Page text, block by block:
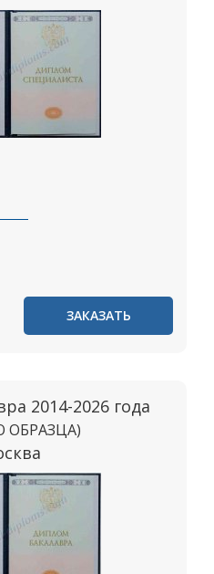
ЗАКАЗАТЬ
2014-2026 года
ОБРАЗЦА)